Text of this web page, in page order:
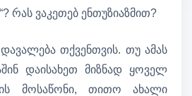
რას ვაკეთებ ენთუზიაზმით?
თქვენთვის. თუ ამას
დაისახეთ მიზნად ყოველ
მოსაწონი, თითო ახალი